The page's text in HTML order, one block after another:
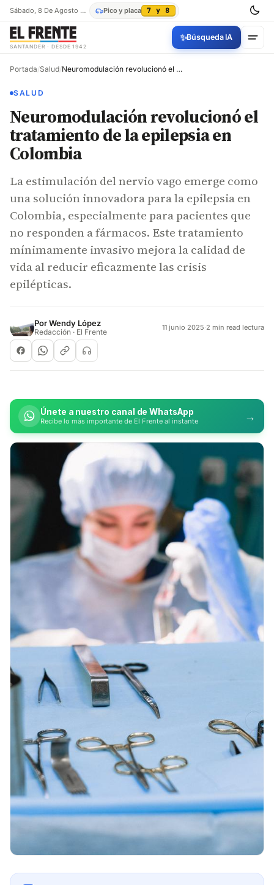
Sábado, 8 De Agosto De 2026 Pico y placa 7 y 8
SANTANDER · DESDE 1942
✨Búsqueda IA
Portada/Salud/ Neuromodulación revolucionó el tratamiento de la epilepsia en Colombia
SALUD
Neuromodulación revolucionó el
tratamiento de la epilepsia en
Colombia
La estimulación del nervio vago emerge como
una solución innovadora para la epilepsia en
Colombia, especialmente para pacientes que
no responden a fármacos. Este tratamiento
mínimamente invasivo mejora la calidad de
vida al reducir eficazmente las crisis
epilépticas.
PorWendy López
Redacción · El Frente 11 junio 2025·2 min read lectura
Únete a nuestro canal de WhatsApp
Recibe lo más importante de El Frente al instante →